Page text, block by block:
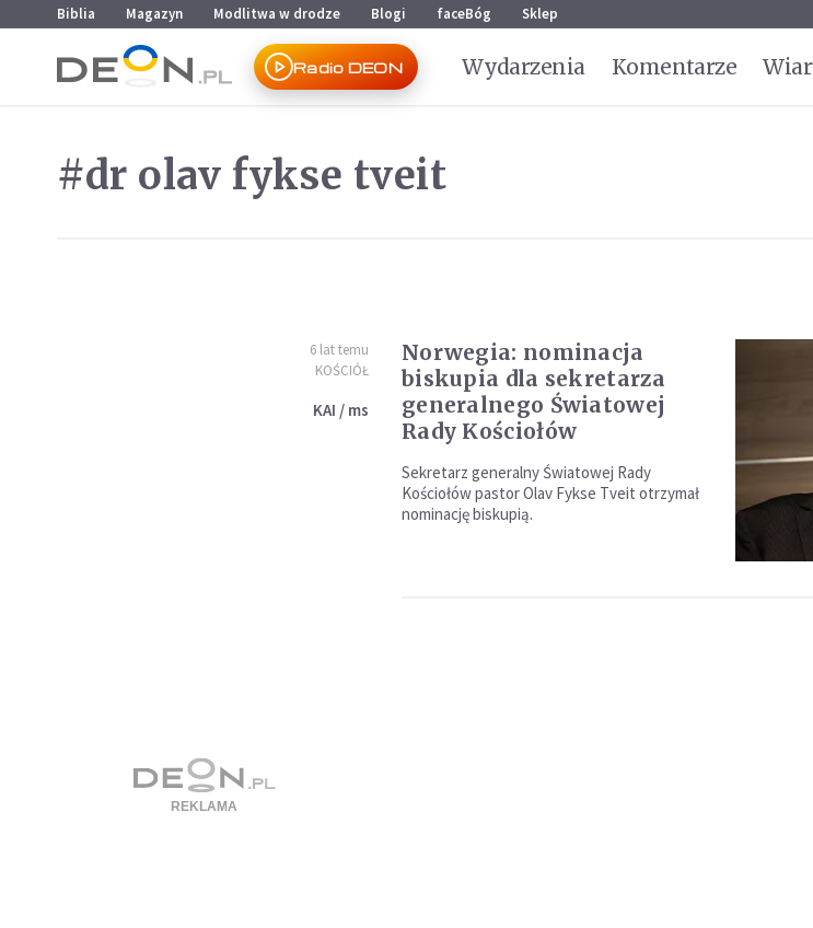
Przejdź do menu głównego
Przejdź do treści
Biblia Magazyn Modlitwa w drodze Blogi faceBóg Sklep
Radio DEON Wydarzenia Komentarze
#dr olav fykse tveit
6 lat temu
KOŚCIÓŁ
KAI / ms
Norwegia: nominacja
biskupia dla sekretarza
generalnego Światowej
Rady Kościołów
Sekretarz generalny Światowej Rady
Kościołów pastor Olav Fykse Tveit otrzymał
nominację biskupią.